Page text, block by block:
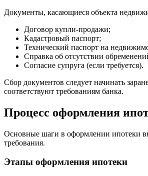
Документы, касающиеся объекта
Договор купли-продажи;
Кадастровый паспорт;
Технический паспорт на
Справка об отсутствии
Согласие супруга (если требуется).
Сбор документов следует начинать
соответствуют требованиям банка.
Процесс оформления
Основные шаги в оформлении ипотеки
требования.
Этапы оформления ипотеки